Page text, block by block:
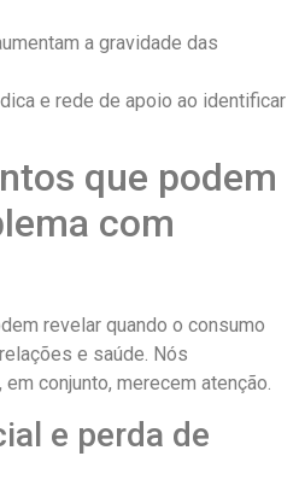
a gravidade das
e rede de apoio ao identificar
que podem
com
revelar quando o consumo
e saúde. Nós
conjunto, merecem atenção.
e perda de